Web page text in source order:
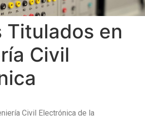
Titulados en
Civil
Civil Electrónica de la